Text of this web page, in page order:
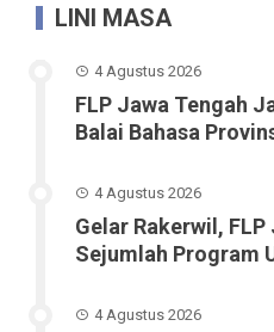
LINI MASA
4 Agustus 2026
FLP Jawa Tengah
Balai Bahasa
4 Agustus 2026
Gelar Rakerwil,
Sejumlah Program
4 Agustus 2026